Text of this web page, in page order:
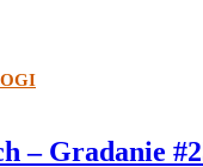
– Gradanie